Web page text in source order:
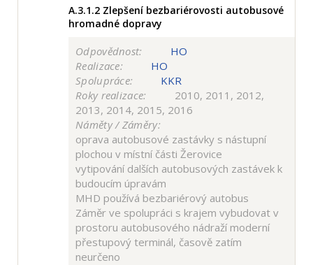
A.3.1.2 Zlepšení bezbariérovosti autobusové
hromadné dopravy
Odpovědnost:
HO
Realizace:
HO
Spolupráce:
KKR
Roky realizace:
2010, 2011, 2012,
2013, 2014, 2015, 2016
Náměty / Záměry:
oprava autobusové zastávky s nástupní
plochou v místní části Žerovice
vytipování dalších autobusových zastávek k
budoucím úpravám
MHD používá bezbariérový autobus
Záměr ve spolupráci s krajem vybudovat v
prostoru autobusového nádraží moderní
přestupový terminál, časově zatím
neurčeno